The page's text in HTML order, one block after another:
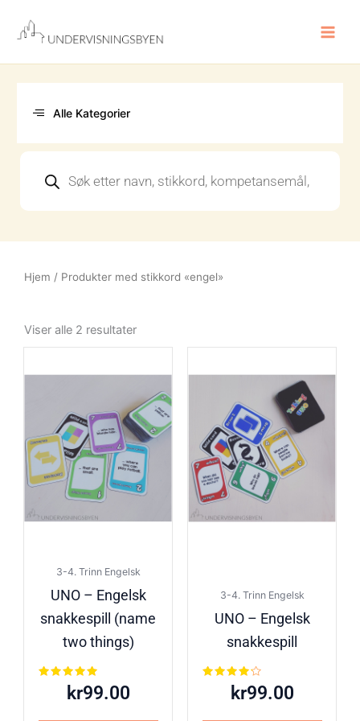
innholdet
Alle Kategorier
search
Hjem / Produkter med stikkord «engel»
Viser alle 2 resultateretter
3-4. Trinn Engelsk
UNO – Engelsk
snakkespill (name
two things)
Vurdert
5.00
kr99.00
3-4. Trinn Engelsk
UNO – Engelsk
snakkespill
Vurdert
4.00kr99.00